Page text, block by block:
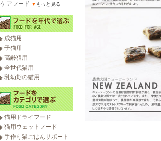
ケアフード ▼ もっと見る
成猫用
子猫用
高齢猫用
全世代猫用
乳幼期の猫用
猫用ドライフード
猫用ウェットフード
手作り猫ごはんサポート